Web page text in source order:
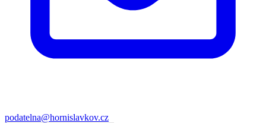
podatelna@hornislavkov.cz